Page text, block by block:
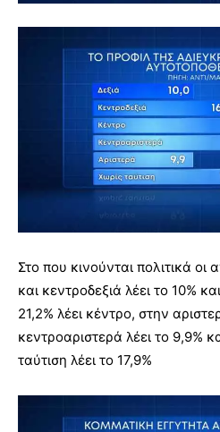
Στο που κινούνται πολιτικά οι
και κεντροδεξιά λέει το 10%
21,2% λέει κέντρο, στην
κεντροαριστερά λέει το 9,9%
ταύτιση λέει το 17,9%